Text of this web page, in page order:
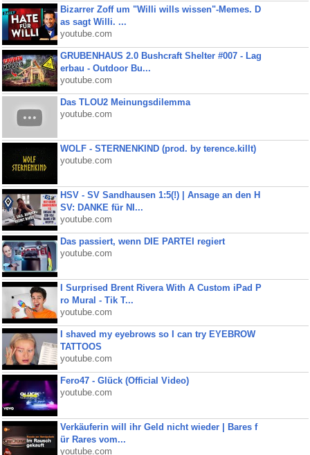
Bizarrer Zoff um "Willi wills wissen"-Memes. D
as sagt Willi. ...
youtube.com
GRUBENHAUS 2.0 Bushcraft Shelter #007 - Lag
erbau - Outdoor Bu...
youtube.com
Das TLOU2 Meinungsdilemma
youtube.com
WOLF - STERNENKIND (prod. by terence.killt)
youtube.com
HSV - SV Sandhausen 1:5(!) | Ansage an den H
SV: DANKE für NI...
youtube.com
Das passiert, wenn DIE PARTEI regiert
youtube.com
I Surprised Brent Rivera With A Custom iPad P
ro Mural - Tik T...
youtube.com
I shaved my eyebrows so I can try EYEBROW
TATTOOS
youtube.com
Fero47 - Glück (Official Video)
youtube.com
Verkäuferin will ihr Geld nicht wieder | Bares f
ür Rares vom...
youtube.com